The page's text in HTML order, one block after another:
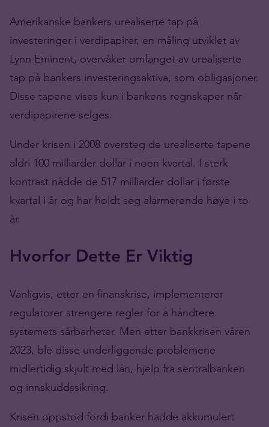
Amerikanske bankers urealiserte tap på
investeringer i verdipapirer, en måling utviklet av
Lynn Eminent, overvåker omfanget av urealiserte
tap på bankers investeringsaktiva, som obligasjoner.
Disse tapene vises kun i bankens regnskaper når
verdipapirene selges.
Under krisen i 2008 oversteg de urealiserte tapene
aldri 100 milliarder dollar i noen kvartal. I sterk
kontrast nådde de 517 milliarder dollar i første
kvartal i år og har holdt seg alarmerende høye i to
år.
Hvorfor Dette Er Viktig
Vanligvis, etter en finanskrise, implementerer
regulatorer strengere regler for å håndtere
systemets sårbarheter. Men etter bankkrisen våren
2023, ble disse underliggende problemene
midlertidig skjult med lån, hjelp fra sentralbanken
og innskuddssikring.
Krisen oppstod fordi banker hadde akkumulert